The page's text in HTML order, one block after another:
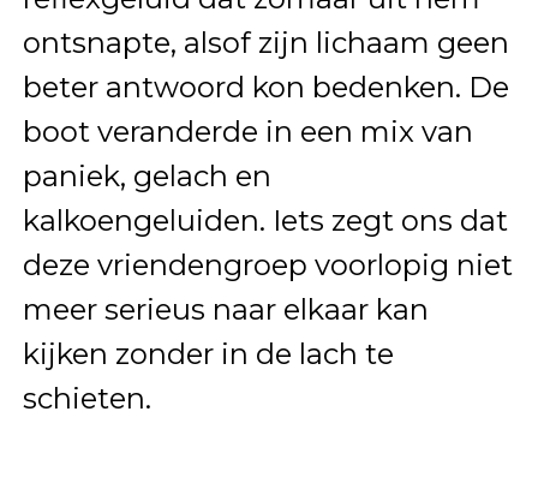
ontsnapte, alsof zijn lichaam geen
beter antwoord kon bedenken. De
boot veranderde in een mix van
paniek, gelach en
kalkoengeluiden. Iets zegt ons dat
deze vriendengroep voorlopig niet
meer serieus naar elkaar kan
kijken zonder in de lach te
schieten.